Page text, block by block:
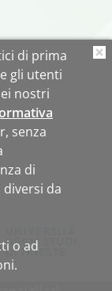
di prima
gli utenti
nostri
senza
di
da
o ad